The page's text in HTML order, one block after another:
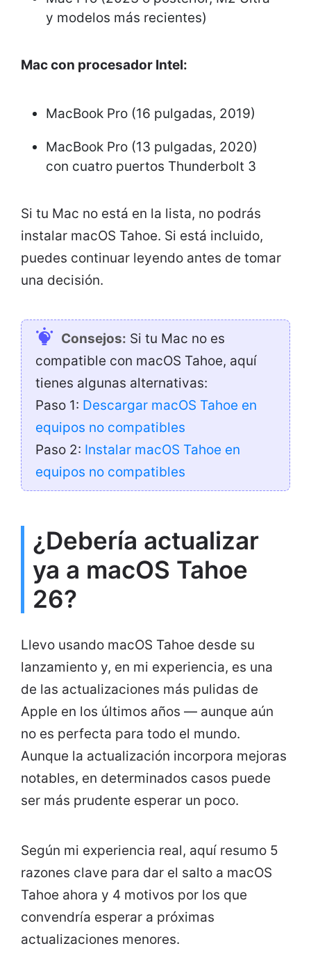
y modelos más recientes)
Mac con procesador Intel:
MacBook Pro (16 pulgadas, 2019)
MacBook Pro (13 pulgadas, 2020)
con cuatro puertos Thunderbolt 3
Si tu Mac no está en la lista, no podrás
instalar macOS Tahoe. Si está incluido,
puedes continuar leyendo antes de tomar
una decisión.
Consejos: Si tu Mac no es
compatible con macOS Tahoe, aquí
tienes algunas alternativas:
Paso 1: Descargar macOS Tahoe en
equipos no compatibles
Paso 2: Instalar macOS Tahoe en
equipos no compatibles
¿Debería actualizar
ya a macOS Tahoe
26?
Llevo usando macOS Tahoe desde su
lanzamiento y, en mi experiencia, es una
de las actualizaciones más pulidas de
Apple en los últimos años — aunque aún
no es perfecta para todo el mundo.
Aunque la actualización incorpora mejoras
notables, en determinados casos puede
ser más prudente esperar un poco.
Según mi experiencia real, aquí resumo 5
razones clave para dar el salto a macOS
Tahoe ahora y 4 motivos por los que
convendría esperar a próximas
actualizaciones menores.